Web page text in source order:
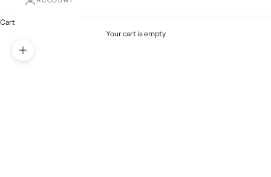
Cart
Your cart is empty
Zoom picture